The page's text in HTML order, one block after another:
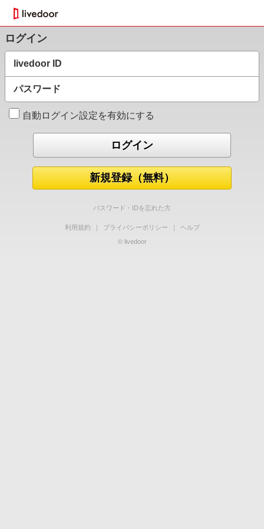
ログイン
livedoor ID
パスワード
自動ログイン設定を有効にする
新規登録（無料）
パスワード・IDを忘れた方
利用規約 ｜ プライバシーポリシー ｜
ヘルプ
© livedoor